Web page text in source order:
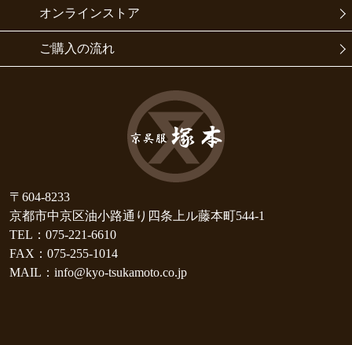
オンラインストア
ご購入の流れ
〒604-8233
京都市中京区油小路通り四条上ル藤本町544-1
TEL：075-221-6610
FAX：075-255-1014
MAIL：info@kyo-tsukamoto.co.jp